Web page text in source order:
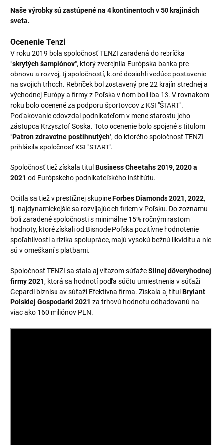
Naše výrobky sú zastúpené na 4 kontinentoch v 50 krajinách
sveta.
Ocenenie Tenzi
V roku 2019 bola spoločnosť TENZI zaradená do rebríčka
"skrytých šampiónov", ktorý zverejnila Európska banka pre
obnovu a rozvoj, tj spoločností, ktoré dosiahli vedúce postavenie
na svojich trhoch. Rebríček bol zostavený pre 22 krajín strednej a
východnej Európy a firmy z Poľska v ňom boli iba 13. V rovnakom
roku bolo ocenené za podporu športovcov z KSI "ŠTART".
Poďakovanie odovzdal podnikateľom v mene starostu jeho
zástupca Krzysztof Soska. Toto ocenenie bolo spojené s titulom
"Patron zdravotne postihnutých", do ktorého spoločnosť TENZI
prihlásila spoločnosť KSI "START".
Spoločnosť tiež získala titul Business Cheetahs 2019, 2020 a
2021 od Európskeho podnikateľského inštitútu.
Ocitla sa tiež v prestížnej skupineForbes Diamonds 2021, 2022,
tj. najdynamickejšie sa rozvíjajúcich firiem v Poľsku. Do zoznamu
boli zaradené spoločnosti s minimálne 15% ročným rastom
hodnoty, ktoré získali od Bisnode Poľska pozitívne hodnotenie
spoľahlivosti a rizika spolupráce, majú vysokú bežnú likviditu a nie
sú v omeškaní s platbami.
Spoločnosť TENZI sa stala aj víťazom súťažeSilnej dôveryhodnej
firmy 2021, ktorá sa hodnotí podľa súčtu umiestnenia v súťaži
Gepardi biznisu av súťaži Efektívna firma. Získala aj titul Brylant
Polskiej Gospodarki 2021 za trhovú hodnotu odhadovanú na
viac ako 160 miliónov PLN.